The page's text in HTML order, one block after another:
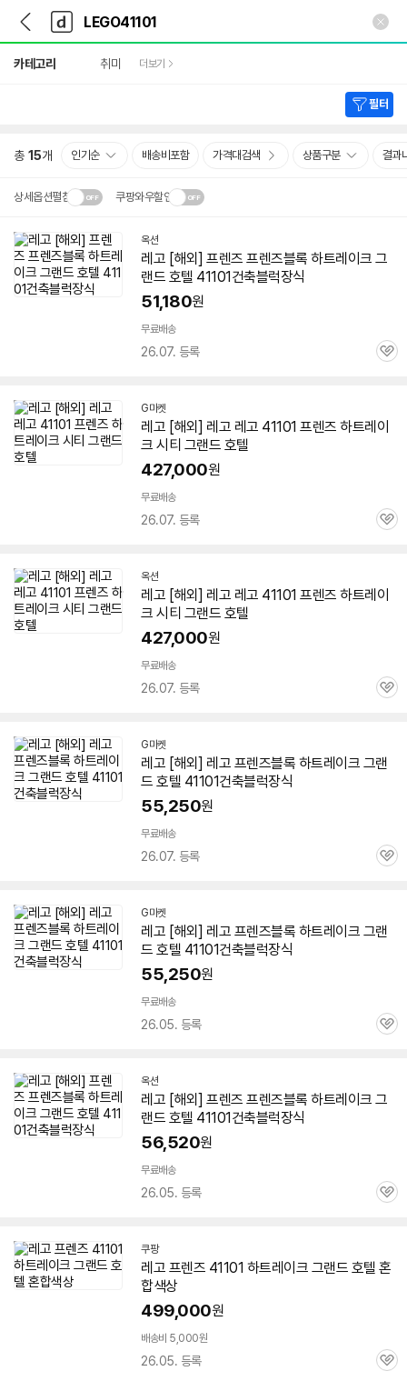
다
나
와
가
기
다
와
메
인
카테고리 취미 더보기
필터
총 15개 인기순 배송비포함 가격대검색 상품구분 결과
상세옵션펼침 쿠팡와우할인
설치 환경·지역에 따라
배송·설치비가 달라집니다.닫
기
옥션
레고 [해외] 프렌즈 프렌즈블록 하트레이크 그
랜드 호텔 41101건축블럭장식
51,180원
무료배송
26.07. 등록
관
G마켓
레고 [해외] 레고 레고 41101 프렌즈 하트레이
크 시티 그랜드 호텔
427,000원
무료배송
26.07. 등록
관
옥션
레고 [해외] 레고 레고 41101 프렌즈 하트레이
크 시티 그랜드 호텔
427,000원
무료배송
26.07. 등록
관
G마켓
레고 [해외] 레고 프렌즈블록 하트레이크 그랜
드 호텔 41101건축블럭장식
55,250원
무료배송
26.07. 등록
관
G마켓
레고 [해외] 레고 프렌즈블록 하트레이크 그랜
드 호텔 41101건축블럭장식
55,250원
무료배송
26.05. 등록
관
옥션
레고 [해외] 프렌즈 프렌즈블록 하트레이크 그
랜드 호텔 41101건축블럭장식
56,520원
무료배송
26.05. 등록
관
쿠팡
레고 프렌즈 41101 하트레이크 그랜드 호텔 혼
합색상
499,000원
배송비 5,000원
26.05. 등록
관